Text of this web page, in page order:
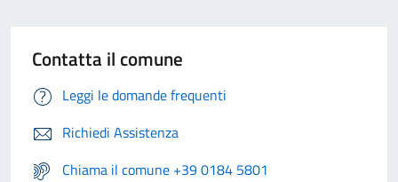
Contatta il comune
Leggi le domande frequenti
Richiedi Assistenza
Chiama il comune +39 0184 5801